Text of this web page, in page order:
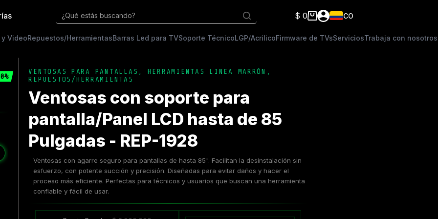
¿Qué estás buscando?
Carro
compra
$ 0 CO
VideoRepuestos/HerramientasBarras Led para TVSoporte TécnicoLGP/AcrilicoFirmware de TVsServiciosTrabaja con nosotros
VENTOSAS PARA PANTALLAS HERRAMIENTAS LINEA MARRÓN
REPUESTOS/HERRAMIENTAS
Ventosas con soporte para
pantalla/Panel LCD hasta de 85
Pulgadas - REP-1928
Ventosas con agarre seguro para pantallas de hasta 85". Facilitan la desinstalación sin
esfuerzo, con potente succión y precisión. Diseñadas para evitar daños y hacer el
proceso más eficiente. Perfectas para técnicos y usuarios que buscan una herramienta
confiable y fácil de usar.